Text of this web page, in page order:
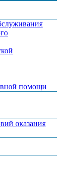
помощи
оказания